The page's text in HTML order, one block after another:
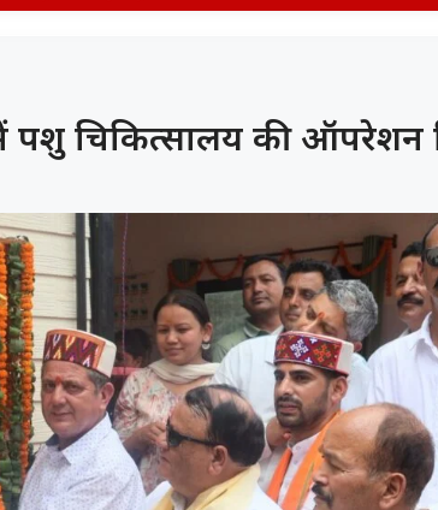
पशु चिकित्सालय की ऑपरेशन